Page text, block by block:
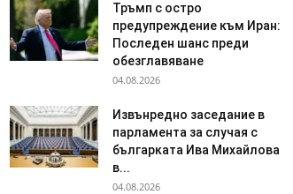
Тръмп с остро
предупреждение към Иран:
Последен шанс преди
обезглавяване
04.08.2026
Извънредно заседание в
парламента за случая с
българката Ива Михайлова
в...
04.08.2026